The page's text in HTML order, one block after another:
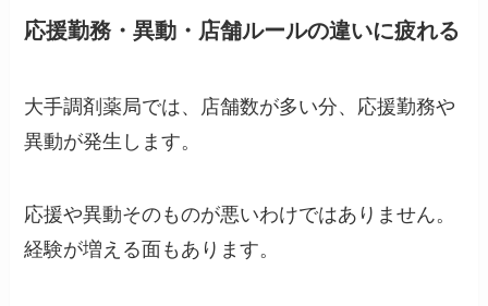
応援勤務・異動・店舗ルールの違いに疲れる
大手調剤薬局では、店舗数が多い分、応援勤務や
異動が発生します。
応援や異動そのものが悪いわけではありません。
経験が増える面もあります。